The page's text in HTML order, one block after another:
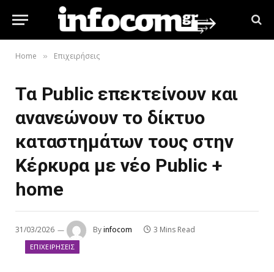
Home » Επιχειρήσεις
Τα Public επεκτείνουν και
ανανεώνουν το δίκτυο
καταστημάτων τους στην
Κέρκυρα με νέο Public +
home
31/03/2026 Byinfocom 3 Mins Read
ΕΠΙΧΕΙΡΉΣΕΙΣ